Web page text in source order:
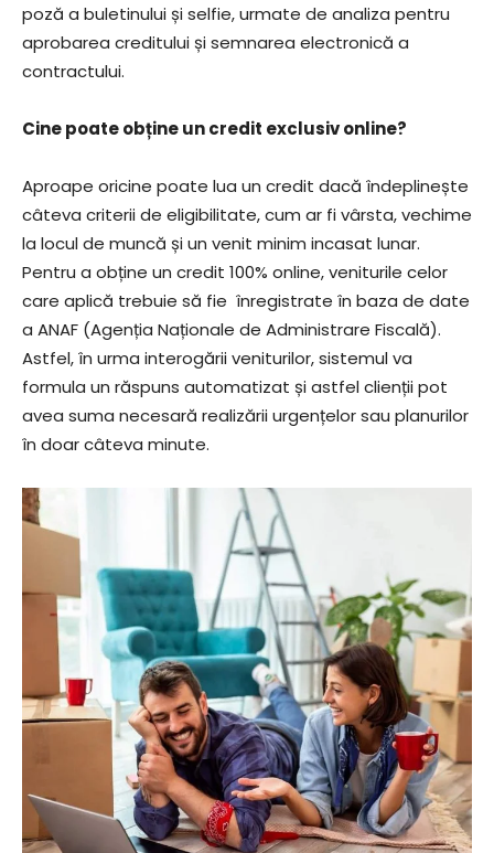
poză a buletinului și selfie, urmate de analiza pentru
aprobarea creditului și semnarea electronică a
contractului.
Cine poate obține un credit exclusiv online?
Aproape oricine poate lua un credit dacă îndeplinește
câteva criterii de eligibilitate, cum ar fi vârsta, vechime
la locul de muncă și un venit minim incasat lunar.
Pentru a obține un credit 100% online, veniturile celor
care aplică trebuie să fie înregistrate în baza de date
a ANAF (Agenția Naționale de Administrare Fiscală).
Astfel, în urma interogării veniturilor, sistemul va
formula un răspuns automatizat și astfel clienții pot
avea suma necesară realizării urgențelor sau planurilor
în doar câteva minute.